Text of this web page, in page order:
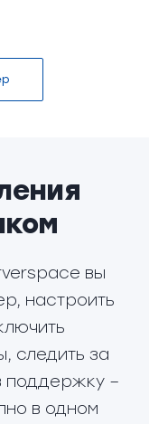
вы
настроить
следить за
поддержку –
в одном